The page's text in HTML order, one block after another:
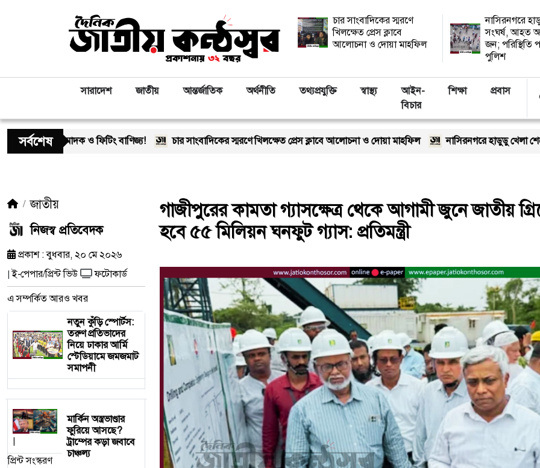
চার সাংবাদিকের স্মরণে
খিলক্ষেত প্রেস ক্লাবে
আলোচনা ও দোয়া মাহফিল
নাসিরনগরে
সংঘর্ষ, আহত
জন; পরিস্থিতি
পুলিশ
সারাদেশ জাতীয় আন্তর্জাতিক অর্থনীতি তথ্যপ্রযুক্তি স্বাস্থ্য
আইন-
বিচার
শিক্ষা প্রবাস
সর্বশেষ
ও ফিটিং বাণিজ্য! চার সাংবাদিকের স্মরণে খিলক্ষেত প্রেস ক্লাবে আলোচনা ও দোয়া মাহফিল নাসিরনগরে হাডুডু খেলা শেষে সংঘর্ষ, আহত
জাতীয়
নিজস্ব প্রতিবেদক
প্রকাশ : বুধবার, ২০ মে ২০২৬
| ই-পেপার/প্রিন্ট ভিউ
ফটোকার্ড
এ সম্পর্কিত আরও খবর
নতুন কুঁড়ি স্পোর্টস:
তরুণ প্রতিভাদের
নিয়ে ঢাকার আর্মি
স্টেডিয়ামে জমজমাট
সমাপনী
প্রিন্ট সংস্করণ
মার্কিন অস্ত্রভাণ্ডার
ফুরিয়ে আসছে?
ট্রাম্পের কড়া জবাবে
চাঞ্চল্য
গাজীপুরের কামতা গ্যাসক্ষেত্র থেকে আগামী জুনে জাতীয়
হবে ৫৫ মিলিয়ন ঘনফুট গ্যাস: প্রতিমন্ত্রী